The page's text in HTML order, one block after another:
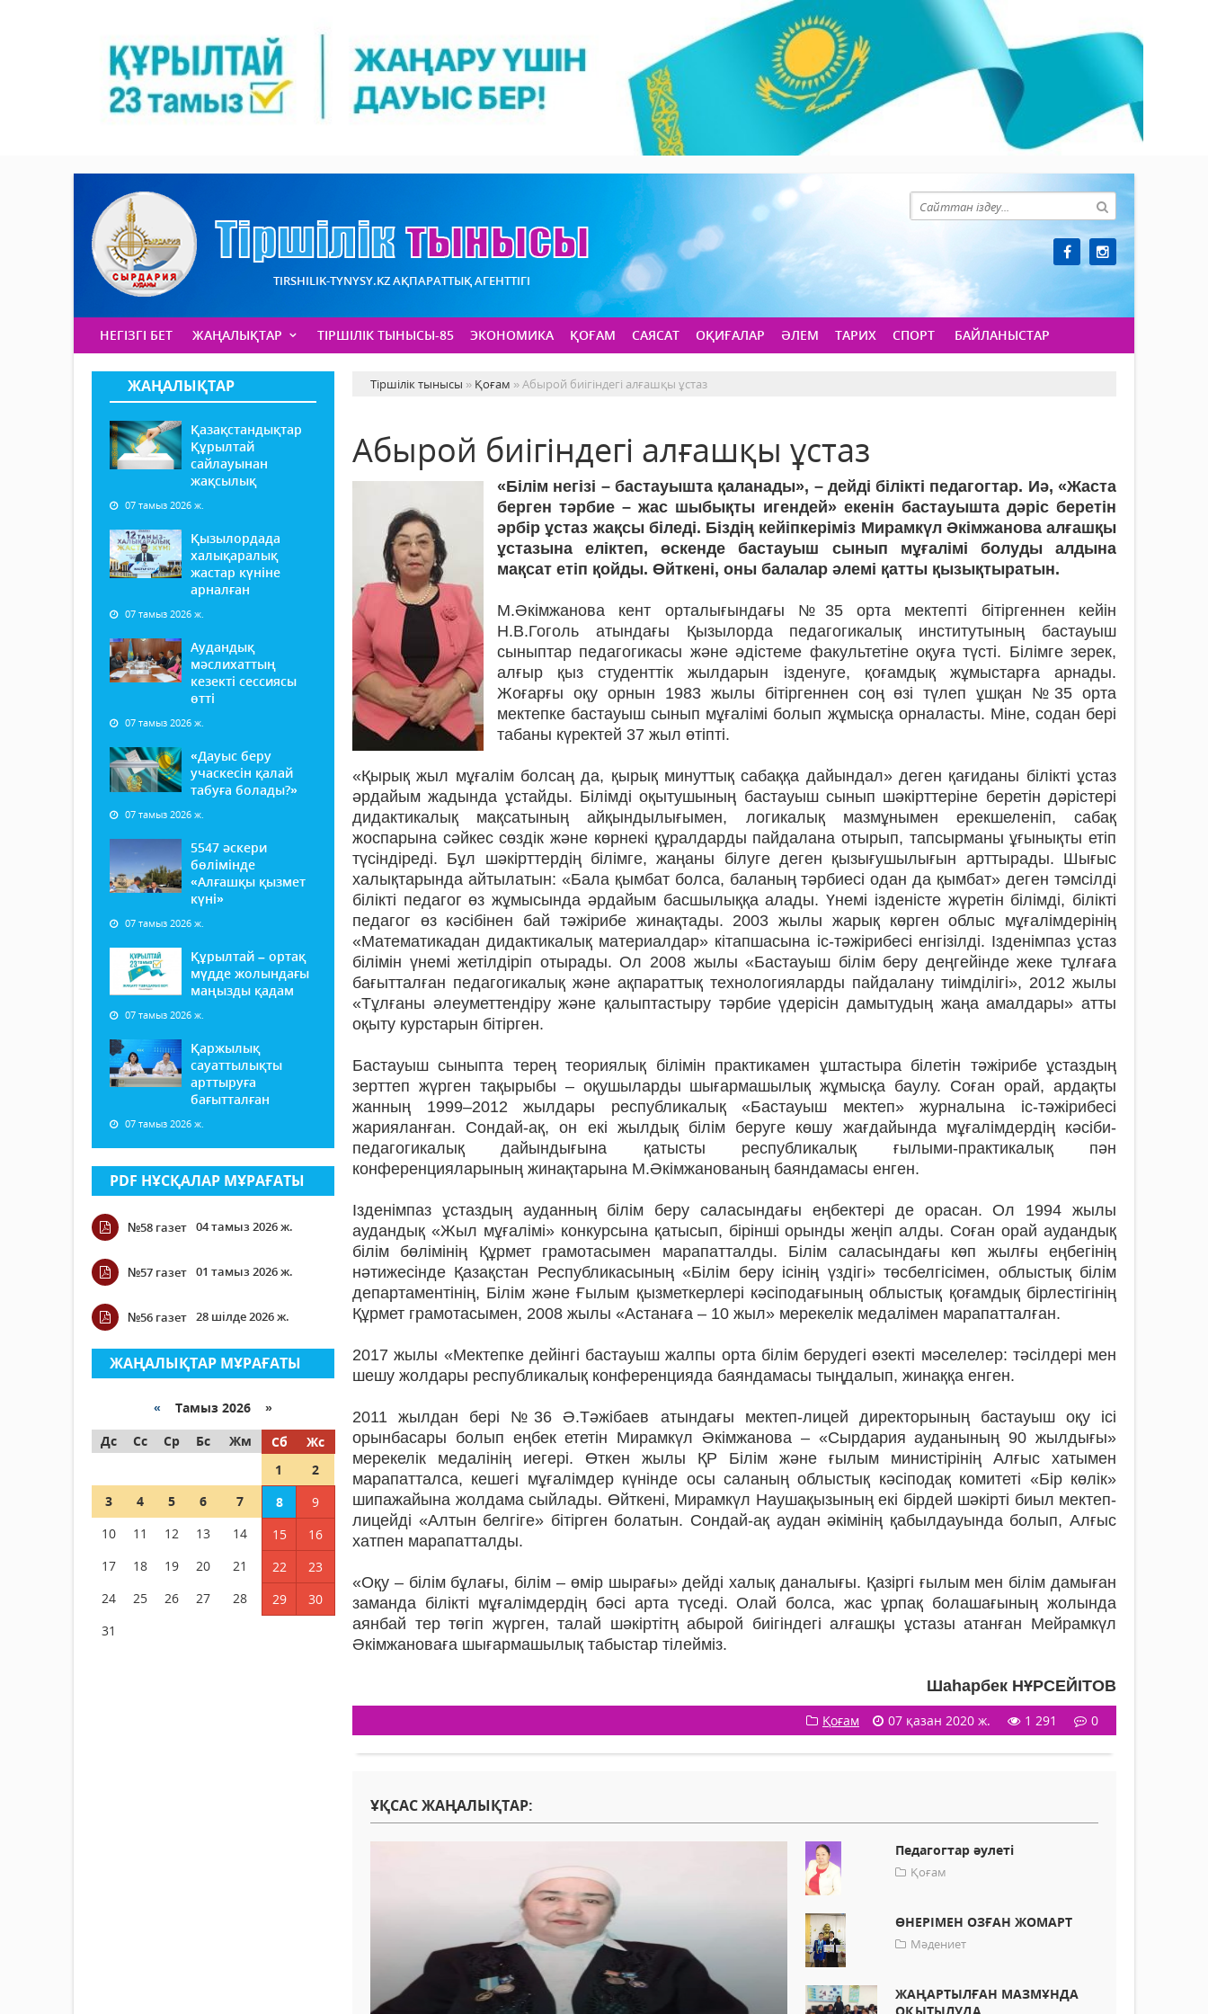
TIRSHILIK-TYNYSY.KZ АҚПАРАТТЫҚ АГЕНТТІГІ
НЕГІЗГІ БЕТ ЖАҢАЛЫҚТАР ТІРШІЛІК ТЫНЫСЫ-85 ЭКОНОМИКА ҚОҒАМ САЯСАТ ОҚИҒАЛАР ӘЛЕМ ТАРИХ СПОРТ БАЙЛАНЫСТАР
ЖАҢАЛЫҚТАР
Қазақстандықтар
Құрылтай
сайлауынан
жақсылық
07 тамыз 2026 ж.
Қызылордада
халықаралық
жастар күніне
арналған
07 тамыз 2026 ж.
Аудандық
мәслихаттың
кезекті сессиясы
өтті
07 тамыз 2026 ж.
«Дауыс беру
учаскесін қалай
табуға болады?»
07 тамыз 2026 ж.
5547 әскери
бөлімінде
«Алғашқы қызмет
күні»
07 тамыз 2026 ж.
Құрылтай – ортақ
мүдде жолындағы
маңызды қадам
07 тамыз 2026 ж.
Қаржылық
сауаттылықты
арттыруға
бағытталған
07 тамыз 2026 ж.
PDF НҰСҚАЛАР МҰРАҒАТЫ
№58 газет 04 тамыз 2026 ж.
№57 газет 01 тамыз 2026 ж.
№56 газет 28 шілде 2026 ж.
ЖАҢАЛЫҚТАР МҰРАҒАТЫ
« Тамыз 2026 »
Дс
Сс Ср Бс Жм Сб
Жс
1
2
3
4 5 6 7 8
9
10
11 12 13 14 15
16
17
18 19 20 21 22
23
24
25 26 27 28 29
30
31
Тіршілік тынысы » Қоғам » Абырой биігіндегі алғашқы ұстаз
Абырой биігіндегі алғашқы ұстаз
«Білім негізі – бастауышта қаланады», – дейді білікті педагогтар. Иә, «Жаста
берген тәрбие – жас шыбықты игендей» екенін бастауышта дәріс беретін
әрбір ұстаз жақсы біледі. Біздің кейіпкеріміз Мирамкүл Әкімжанова алғашқы
ұстазына еліктеп, өскенде бастауыш сынып мұғалімі болуды алдына
мақсат етіп қойды. Өйткені, оны балалар әлемі қатты қызықтыратын.
М.Әкімжанова кент орталығындағы №35 орта мектепті бітіргеннен кейін
Н.В.Гоголь атындағы Қызылорда педагогикалық институтының бас­тауыш
сыныптар педагогикасы және әдістеме факультетіне оқуға түсті. Білімге зерек,
алғыр қыз студенттік жылдарын ізденуге, қоғамдық жұмыстарға арнады.
Жоғарғы оқу орнын 1983 жылы бітіргеннен соң өзі түлеп ұшқан №35 орта
мектепке бастауыш сынып мұғалімі болып жұмысқа орналасты. Міне, содан бері
табаны күректей 37 жыл өтіпті.
«Қырық жыл мұғалім болсаң да, қырық минуттық сабаққа дайындал» деген қағиданы білікті ұстаз
әрдайым жадында ұстайды. Білімді оқытушының бастауыш сынып шәкірттеріне беретін дәрістері
дидактикалық мақсатының айқындылығымен, логикалық мазмұнымен ерек­шеленіп, сабақ
жоспарына сәйкес сөздік және көрнекі құралдарды пайдалана отырып, тапсырманы ұғынықты етіп
түсіндіреді. Бұл шәкірттердің білімге, жаңаны білуге деген қызығушылығын арт­тырады. Шығыс
халықтарында айтылатын: «Бала қымбат болса, баланың тәрбиесі одан да қымбат» деген тәмсілді
білікті педагог өз жұмысында әрдайым басшылыққа алады. Үнемі ізденісте жүретін білімді, білікті
педагог өз кә­сі­бінен бай тәжірибе жинақтады. 2003 жылы жарық көрген облыс мұғалімдерінің
«Математикадан дидактикалық материалдар» кітапшасына іс-тәжірибесі енгізілді. Ізденімпаз ұстаз
білімін үнемі жетілдіріп отырады. Ол 2008 жылы «Бастауыш білім беру деңгейінде жеке тұлғаға
бағытталған педагогикалық және ақпараттық технологияларды пайдалану тиімділігі», 2012 жылы
«Тұлғаны әлеуметтендіру және қалыптастыру тәрбие үдерісін дамытудың жаңа амалдары» атты
оқыту курстарын бітірген.
Бастауыш сыныпта терең теориялық білі­мін практикамен ұштастыра білетін тәжі­рибе ұстаздың
зерттеп жүрген тақырыбы – оқу­шы­ларды шығармашылық жұмысқа баулу. Соған орай, ардақты
жанның 1999–2012 жылдары республикалық «Бастауыш мектеп» журналына іс-тәжірибесі
жарияланған. Сондай-ақ, он екі жылдық білім беруге көшу жағ­дайында мұғалімдердің кәсіби-
педагогикалық дайындығына қатысты республикалық ғылыми-практикалық пән
конференцияларының жинақ­тарына М.Әкімжанованың баяндамасы енген.
Ізденімпаз ұстаздың ауданның білім беру саласындағы еңбектері де орасан. Ол 1994 жылы
аудандық «Жыл мұғалімі» конкурсына қатысып, бірінші орынды жеңіп алды. Соған орай аудандық
білім бөлімінің Құрмет грамотасымен марапатталды. Білім саласындағы көп жылғы еңбегінің
нәтижесінде Қазақстан Республикасының «Білім беру ісінің үздігі» төсбелгісімен, облыстық білім
департаментінің, Білім және Ғылым қызметкерлері кәсіподағының облыстық қоғамдық бірлестігінің
Құрмет грамотасымен, 2008 жылы «Астанаға – 10 жыл» мерекелік медалімен марапатталған.
2017 жылы «Мектепке дейінгі бастауыш жалпы орта білім берудегі өзекті мәселелер: тәсілдері мен
шешу жолдары республикалық конференция­да баяндамасы тыңдалып, жинаққа енген.
2011 жылдан бері №36 Ә.Тәжібаев атындағы мектеп-лицей директорының бастауыш оқу ісі
орынбасары болып еңбек ететін Мирамкүл Әкімжанова – «Сырдария ауданының 90 жылдығы»
мерекелік медалінің иегері. Өткен жылы ҚР Білім және ғылым министірінің Алғыс хатымен
марапатталса, кешегі мұғалімдер күнінде осы саланың облыстық кәсіподақ комитеті «Бір көлік»
шипажайына жолдама сыйлады. Өйткені, Мирамкүл Наушақызының екі бірдей шәкірті биыл мектеп-
лицейді «Алтын белгіге» бітірген болатын. Сондай-ақ аудан әкімінің қабылдауында болып, Алғыс
хатпен марапатталды.
«Оқу – білім бұлағы, білім – өмір шырағы» дейді халық даналығы. Қазіргі ғылым мен білім дамыған
заманда білікті мұғалімдердің бәсі арта түседі. Олай болса, жас ұрпақ болашағының жолында
аянбай тер төгіп жүрген, талай шәкіртітң абырой биігіндегі алғашқы ұстазы атанған Мейрамкүл
Әкімжановаға шығармашылық табыс­тар тілейміз.
Шаһарбек НҰРСЕЙІТОВ
Қоғам 07 қазан 2020 ж. 1 291 0
ҰҚСАС ЖАҢАЛЫҚТАР:
Педагогтар әулеті
Қоғам
ӨНЕРІМЕН ОЗҒАН ЖОМАРТ
Мәдениет
ЖАҢАРТЫЛҒАН МАЗМҰНДА